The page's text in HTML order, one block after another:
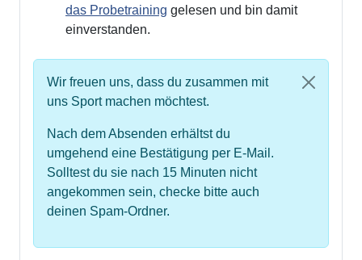
das Probetraining gelesen und bin damit
einverstanden.
Wir freuen uns, dass du zusammen mit
uns Sport machen möchtest.
Nach dem Absenden erhältst du
umgehend eine Bestätigung per E-Mail.
Solltest du sie nach 15 Minuten nicht
angekommen sein, checke bitte auch
deinen Spam-Ordner.